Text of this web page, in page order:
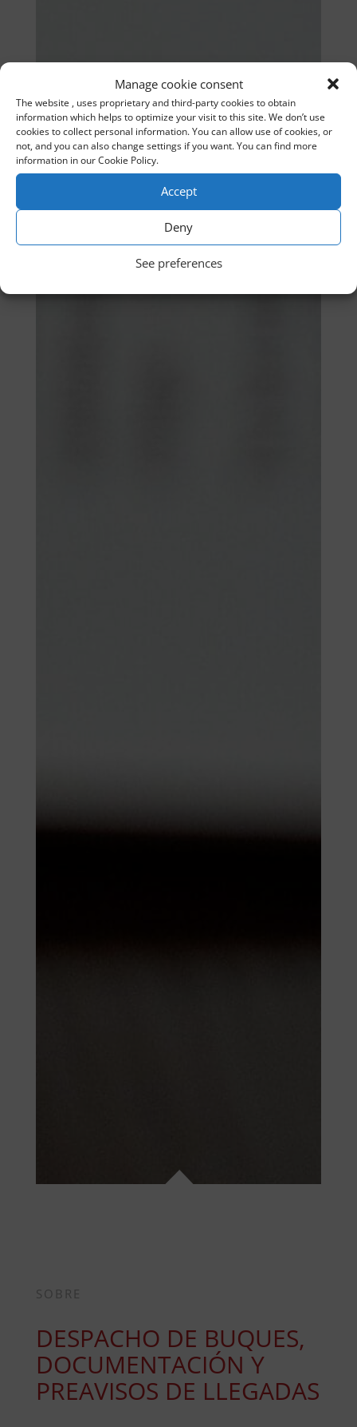
Manage cookie consent
The website , uses proprietary and third-party cookies to obtain
information which helps to optimize your visit to this site. We don’t use
cookies to collect personal information. You can allow use of cookies, or
not, and you can also change settings if you want. You can find more
information in our Cookie Policy.
Accept
Deny
See preferences
SOBRE
DESPACHO DE BUQUES,
DOCUMENTACIÓN Y
PREAVISOS DE LLEGADAS